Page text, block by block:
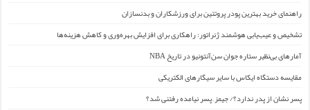
راهنمای خرید بهترین پودر پروتئین برای ورزشکاران و بدنسازان
تشخیص و عیب‌یابی هوشمند ژنراتور: راهکاری برای افزایش بهره‌وری و کاهش هزینه‌ها
آمارهای بی‌نظیر ستاره جوان سن‌آنتونیو در تاریخ NBA
مقایسه دستگاه ایکاس با سایر سیگارهای الکتریکی
پسر نشان از پدر ندارد؟/ جیمز ِ پسر نیامده رفتنی شد؟